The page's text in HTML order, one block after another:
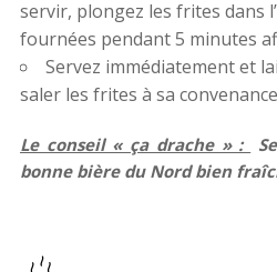
servir, plongez les frites dans
fournées pendant 5 minutes
Servez immédiatement et
saler les frites à sa
Le conseil « ça drache » :
bonne bière du Nord bien